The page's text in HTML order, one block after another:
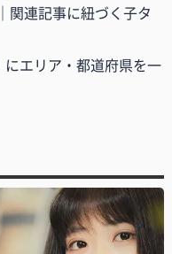
連記事に紐づく子タ
エリア・都道府県を一